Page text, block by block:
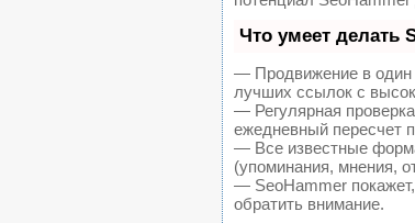
Что умеет делать
— Продвижение в один
лучших ссылок с
— Регулярная
ежедневный пересчет
— Все известные
(упоминания, мнения,
— SeoHammer
обратить внимание.